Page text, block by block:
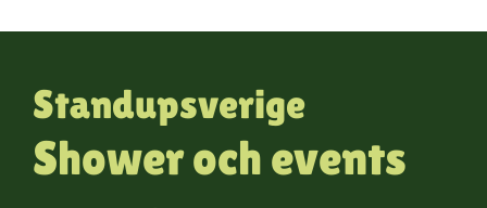
Standupsverige
Shower och events